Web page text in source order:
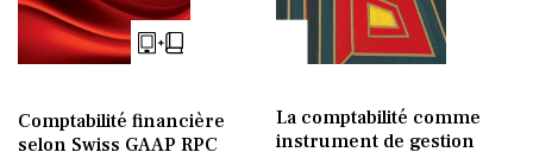
Comptabilité financière
selon Swiss GAAP RPC
La comptabilité comme
instrument de gestion